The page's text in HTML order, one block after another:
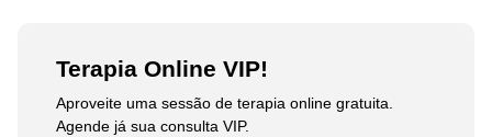
Terapia Online VIP!
Aproveite uma sessão de terapia online gratuita.
Agende já sua consulta VIP.